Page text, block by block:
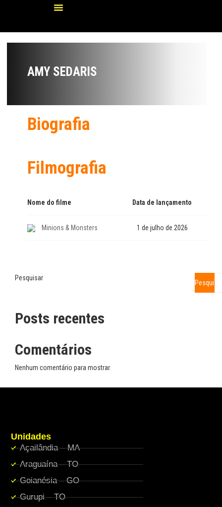
AMY SEDARIS
Biografia
Filmografia
Nome do filme Data de lançamento
Minions & Monsters 1 de julho de 2026
Pesquisar
Posts recentes
Comentários
Nenhum comentário para mostrar.
Unidades
Açailândia – MA
Araguaína – TO
Goianésia – GO
Gurupi – TO